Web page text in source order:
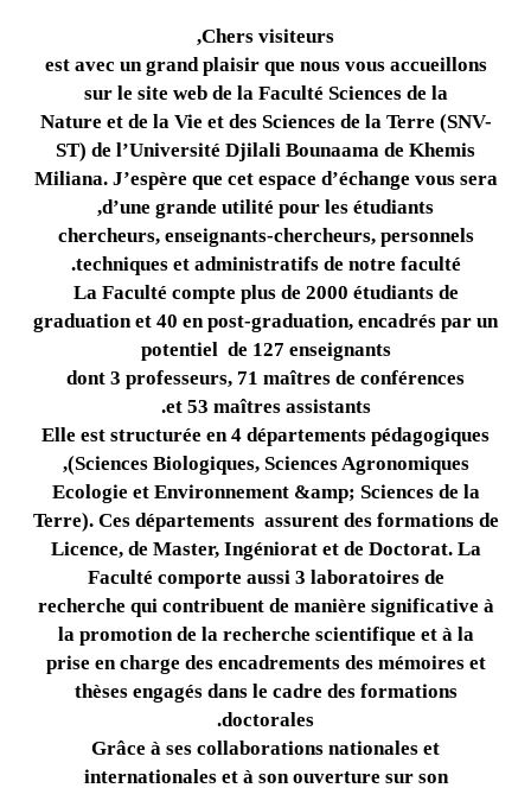
Chers visiteurs,
est avec un grand plaisir que nous vous accueillons
sur le site web de la Faculté Sciences de la
Nature et de la Vie et des Sciences de la Terre (SNV-
ST) de l’Université Djilali Bounaama de Khemis
Miliana. J’espère que cet espace d’échange vous sera
d’une grande utilité pour les étudiants,
chercheurs, enseignants-chercheurs, personnels
techniques et administratifs de notre faculté.
La Faculté compte plus de 2000 étudiants de
graduation et 40 en post-graduation, encadrés par un
potentiel de 127 enseignants
dont 3 professeurs, 71 maîtres de conférences
et 53 maîtres assistants.
Elle est structurée en 4 départements pédagogiques
(Sciences Biologiques, Sciences Agronomiques,
Ecologie et Environnement &amp; Sciences de la
Terre). Ces départements assurent des formations de
Licence, de Master, Ingéniorat et de Doctorat. La
Faculté comporte aussi 3 laboratoires de
recherche qui contribuent de manière significative à
la promotion de la recherche scientifique et à la
prise en charge des encadrements des mémoires et
thèses engagés dans le cadre des formations
doctorales.
Grâce à ses collaborations nationales et
internationales et à son ouverture sur son